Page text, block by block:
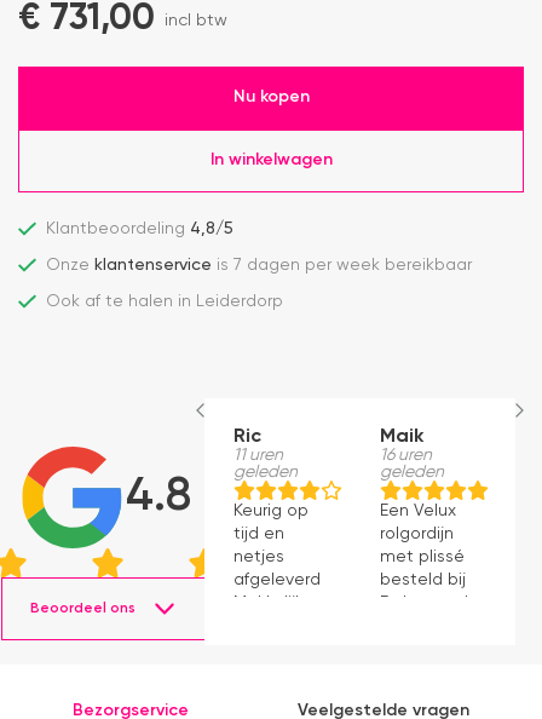
€ 731,00 incl btw
Nu kopen
In winkelwagen
Klantbeoordeling 4,8/5
Onze klantenservice is 7 dagen per week bereikbaar
Ook af te halen in Leiderdorp
4.8
Beoordeel ons
Ric
11 uren
geleden
Keurig op
tijd en
netjes
afgeleverd.
Makkelijk
Maik
16 uren
geleden
Een Velux
rolgordijn
met plissé
besteld bij
Dakraamplaza.
Bezorgservice
Veelgestelde vragen